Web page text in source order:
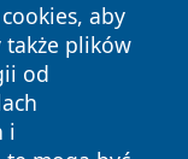
aby
także plików
od
i